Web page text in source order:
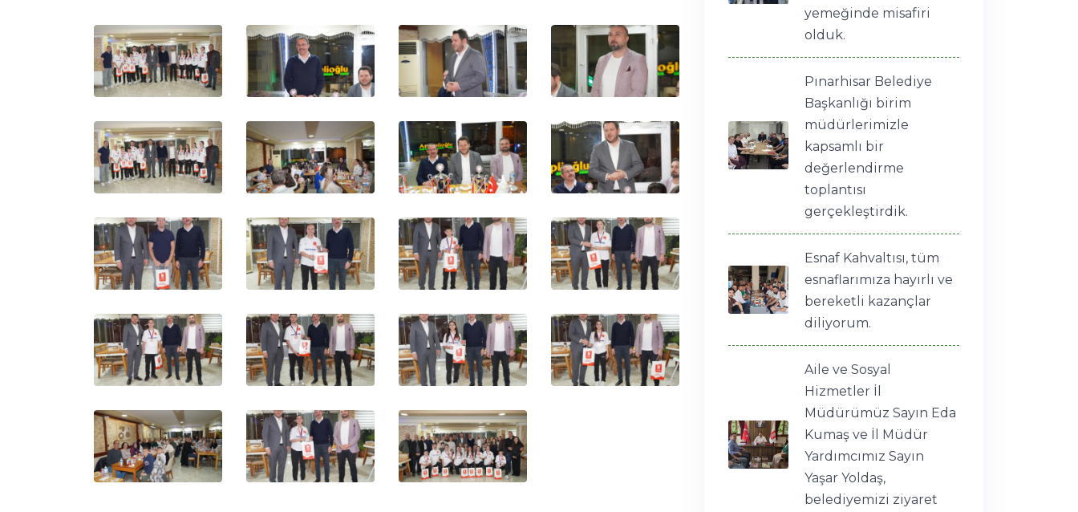
yemeğinde misafiri
olduk.
Pınarhisar Belediye
Başkanlığı birim
müdürlerimizle
kapsamlı bir
değerlendirme
toplantısı
gerçekleştirdik.
Esnaf Kahvaltısı, tüm
esnaflarımıza hayırlı ve
bereketli kazançlar
diliyorum.
Aile ve Sosyal
Hizmetler İl
Müdürümüz Sayın Eda
Kumaş ve İl Müdür
Yardımcımız Sayın
Yaşar Yoldaş,
belediyemizi ziyaret